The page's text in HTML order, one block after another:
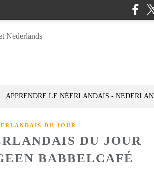
APPRENDRE LE NÉERLANDAIS -
DU JOUR
DU JOUR
BABBELCAFÉ